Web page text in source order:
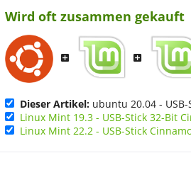
Wird oft zusammen gekauft
Dieser Artikel: ubuntu 20.04 - USB-
Linux Mint 19.3 - USB-Stick 32-Bit
Linux Mint 22.2 - USB-Stick